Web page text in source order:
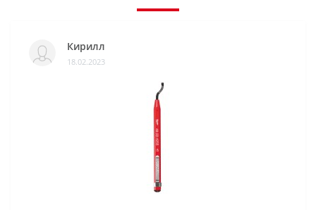
Кирилл
18.02.2023